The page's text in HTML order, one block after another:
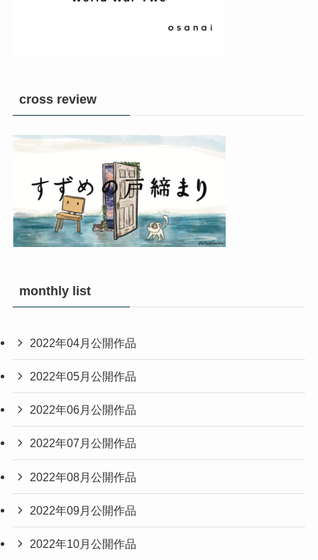
cross review
monthly list
2022年04月公開作品
2022年05月公開作品
2022年06月公開作品
2022年07月公開作品
2022年08月公開作品
2022年09月公開作品
2022年10月公開作品